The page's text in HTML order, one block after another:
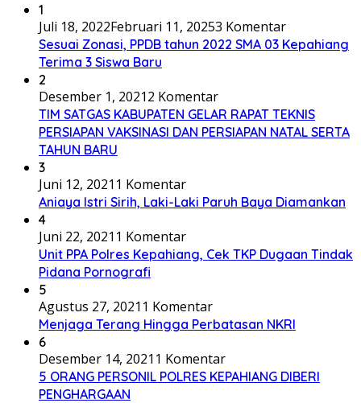
1
Juli 18, 2022Februari 11, 20253 Komentar
Sesuai Zonasi, PPDB tahun 2022 SMA 03 Kepahiang
Terima 3 Siswa Baru
2
Desember 1, 20212 Komentar
TIM SATGAS KABUPATEN GELAR RAPAT TEKNIS
PERSIAPAN VAKSINASI DAN PERSIAPAN NATAL SERTA
TAHUN BARU
3
Juni 12, 2021 1 Komentar
Aniaya Istri Sirih, Laki-Laki Paruh Baya Diamankan
4
Juni 22, 2021 1 Komentar
Unit PPA Polres Kepahiang, Cek TKP Dugaan Tindak
Pidana Pornografi
5
Agustus 27, 2021 1 Komentar
Menjaga Terang Hingga Perbatasan NKRI
6
Desember 14, 2021 1 Komentar
5 ORANG PERSONIL POLRES KEPAHIANG DIBERI
PENGHARGAAN